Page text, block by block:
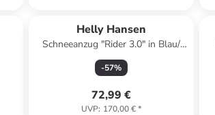
Helly Hansen
Schneeanzug "Rider 3.0" in Blau/
Dunkelblau/ Orange
-57%
72,99 €
UVP: 170,00 €*